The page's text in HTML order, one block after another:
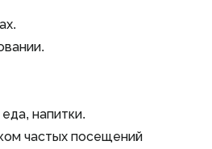
напитки.
частых посещений